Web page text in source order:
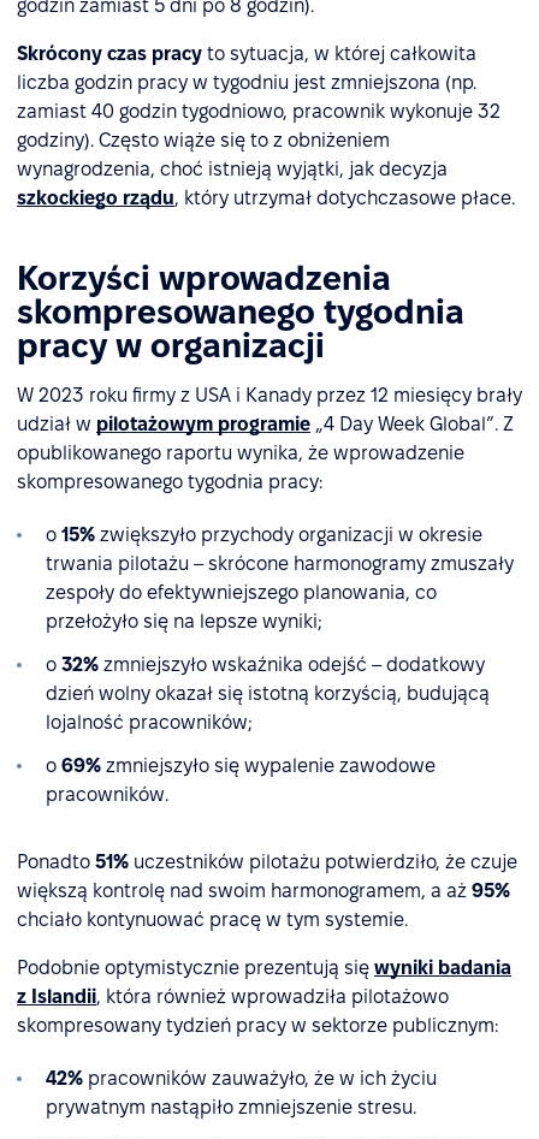
godzin zamiast 5 dni po 8 godzin).
Skrócony czas pracy to sytuacja, w której całkowita
liczba godzin pracy w tygodniu jest zmniejszona (np.
zamiast 40 godzin tygodniowo, pracownik wykonuje 32
godziny). Często wiąże się to z obniżeniem
wynagrodzenia, choć istnieją wyjątki, jak decyzja
szkockiego rządu, który utrzymał dotychczasowe płace.
Korzyści wprowadzenia
skompresowanego tygodnia
pracy w organizacji
W 2023 roku firmy z USA i Kanady przez 12 miesięcy brały
udział w pilotażowym programie „4 Day Week Global”. Z
opublikowanego raportu wynika, że wprowadzenie
skompresowanego tygodnia pracy:
o 15% zwiększyło przychody organizacji w okresie
trwania pilotażu – skrócone harmonogramy zmuszały
zespoły do efektywniejszego planowania, co
przełożyło się na lepsze wyniki;
o 32% zmniejszyło wskaźnika odejść – dodatkowy
dzień wolny okazał się istotną korzyścią, budującą
lojalność pracowników;
o 69% zmniejszyło się wypalenie zawodowe
pracowników.
Ponadto 51% uczestników pilotażu potwierdziło, że czuje
większą kontrolę nad swoim harmonogramem, a aż 95%
chciało kontynuować pracę w tym systemie.
Podobnie optymistycznie prezentują się wyniki badania
z Islandii, która również wprowadziła pilotażowo
skompresowany tydzień pracy w sektorze publicznym:
42% pracowników zauważyło, że w ich życiu
prywatnym nastąpiło zmniejszenie stresu.